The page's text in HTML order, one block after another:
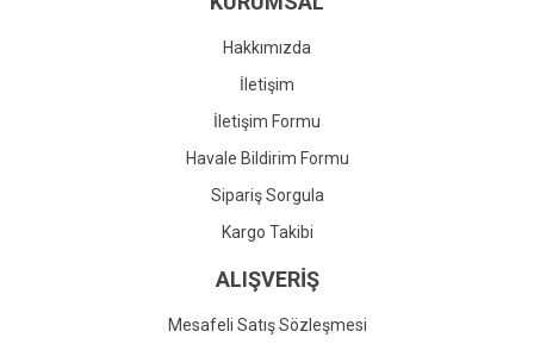
Gönder
Hakkımızda
İletişim
İletişim Formu
Havale Bildirim Formu
Sipariş Sorgula
Kargo Takibi
ALIŞVERİŞ
Mesafeli Satış Sözleşmesi